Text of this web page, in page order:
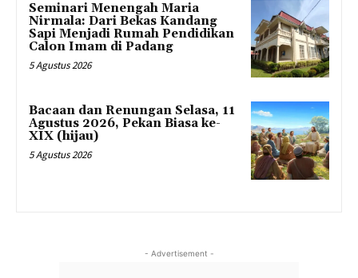
Seminari Menengah Maria
Nirmala: Dari Bekas Kandang
Sapi Menjadi Rumah Pendidikan
Calon Imam di Padang
5 Agustus 2026
Bacaan dan Renungan Selasa, 11
Agustus 2026, Pekan Biasa ke-
XIX (hijau)
5 Agustus 2026
- Advertisement -